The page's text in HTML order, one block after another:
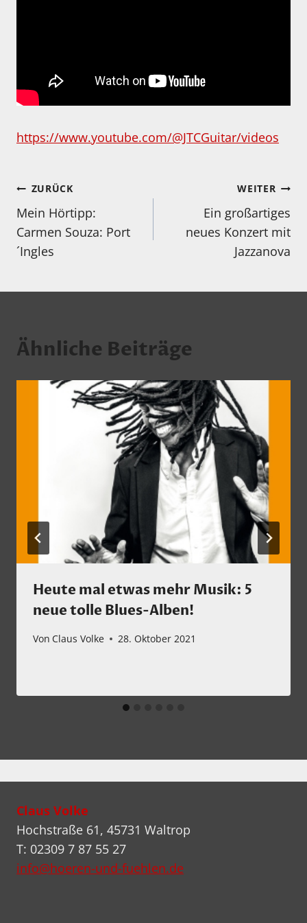
https://www.youtube.com/@JTCGuitar/videos
Beitragsnavigation
ZURÜCK
Mein Hörtipp:
Carmen Souza: Port
´Ingles
WEITER
Ein großartiges
neues Konzert mit
Jazzanova
Ähnliche Beiträge
Heute mal etwas mehr Musik: 5
neue tolle Blues-Alben!
Von Claus Volke 28. Oktober 2021
Claus Volke
Hochstraße 61, 45731 Waltrop
T: 02309 7 87 55 27
info@hoeren-und-fuehlen.de